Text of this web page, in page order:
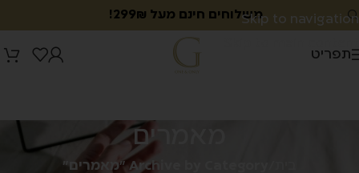
Skip to navigationמשלוחים חינם מעל 299₪!
תפריט
מאמרים
Archive by Category "מאמרים"